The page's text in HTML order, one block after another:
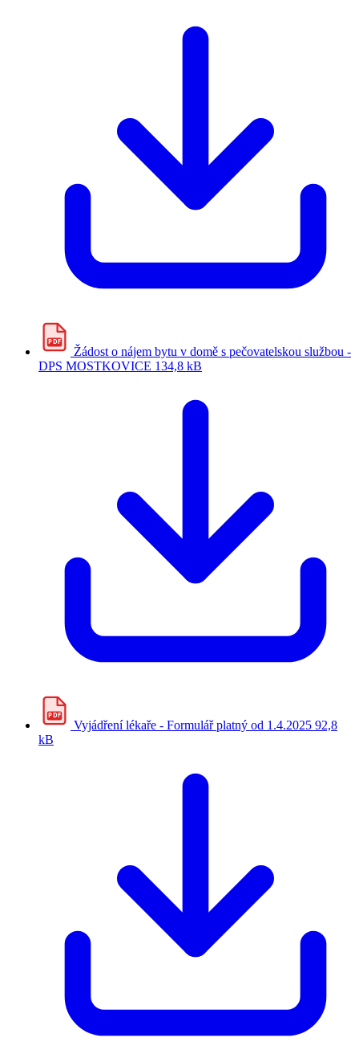
PDF
Žádost o nájem bytu v domě s pečovatelskou službou -
DPS MOSTKOVICE 134,8 kB
PDF
Vyjádření lékaře - Formulář platný od 1.4.2025 92,8
kB